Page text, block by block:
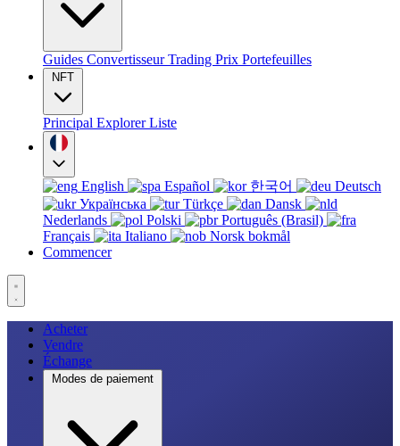
Guides ConvertisseurTrading Prix Portefeuilles
NFT
Principal ExplorerListe
English Español 한국어
Deutsch
Українська
Türkçe
Dansk
Nederlands
Polski
Português (Brasil)
Français
Italiano
Norsk bokmål
Commencer
Acheter
Vendre
Échange
Modes de paiement